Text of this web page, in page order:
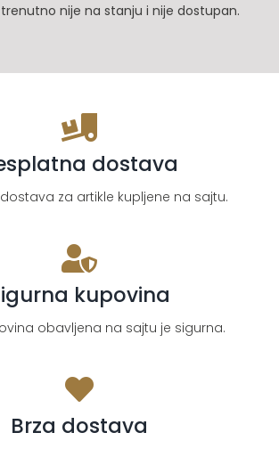
nije na stanju i nije dostupan.
dostava
za artikle kupljene na sajtu.
kupovina
obavljena na sajtu je sigurna.
Brza dostava